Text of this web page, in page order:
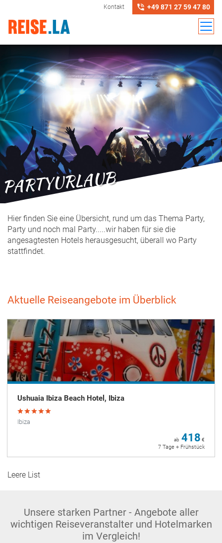
Kontakt +49 871 27 59 47 80
PARTYURLAUB
Hier finden Sie eine Übersicht, rund um das Thema Party,
Party und noch mal Party.....wir haben für sie die
angesagtesten Hotels herausgesucht, überall wo Party
stattfindet.
Aktuelle Reiseangebote im Überblick
Ushuaia Ibiza Beach Hotel, Ibiza
Ibiza
ab 418 €
7 Tage + Frühstück
Leere List
Unsere starken Partner - Angebote aller
wichtigen Reiseveranstalter und Hotelmarken
im Vergleich!